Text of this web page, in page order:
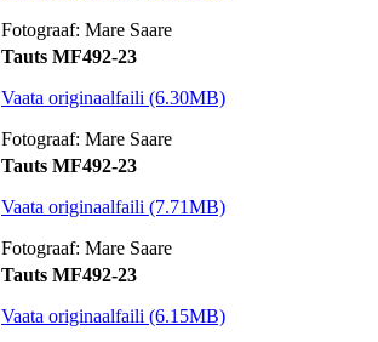
Fotograaf: Mare Saare
Tauts MF492-23
Vaata originaalfaili (6.30MB)
Fotograaf: Mare Saare
Tauts MF492-23
Vaata originaalfaili (7.71MB)
Fotograaf: Mare Saare
Tauts MF492-23
Vaata originaalfaili (6.15MB)